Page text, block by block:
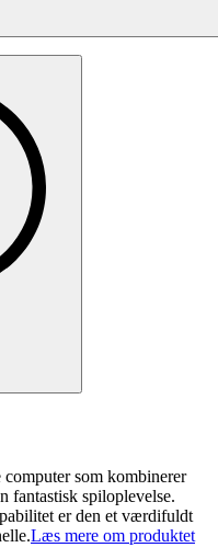
som kombinerer
fantastisk spiloplevelse.
er den et værdifuldt
Læs mere om produktet